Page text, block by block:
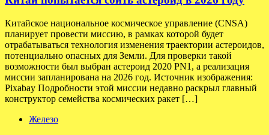
Китайское национальное космическое управление (CNSA)
планирует провести миссию, в рамках которой будет
отрабатываться технология изменения траектории астероидов,
потенциально опасных для Земли. Для проверки такой
возможности был выбран астероид 2020 PN1, а реализация
миссии запланирована на 2026 год. Источник изображения:
Pixabay Подробности этой миссии недавно раскрыл главный
конструктор семейства космических ракет […]
Железо